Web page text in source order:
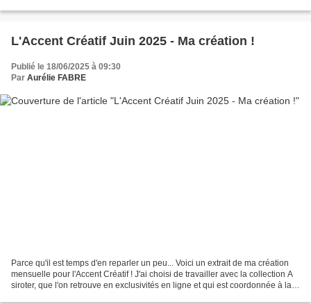
L'Accent Créatif Juin 2025 - Ma création !
Publié le 18/06/2025 à 09:30
Par Aurélie FABRE
Parce qu'il est temps d'en reparler un peu... Voici un extrait de ma création
mensuelle pour l'Accent Créatif ! J'ai choisi de travailler avec la collection A
siroter, que l'on retrouve en exclusivités en ligne et qui est coordonnée à la